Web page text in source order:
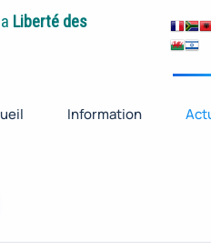
Liberté des
Information